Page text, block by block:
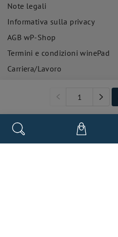
Note legali
Informativa sulla privacy
AGB wP-Shop
Termini e condizioni winePad
Carriera/Lavoro
Clienti del commercio del vino
la nostra storia